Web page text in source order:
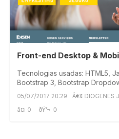
Front-end Desktop &
Tecnologias usadas: HTML5,
Bootstrap 3, Bootstrap
05/07/2017 20:29
Â€¢ DIOGENES
â¤ 0 ðŸ’¬ 0